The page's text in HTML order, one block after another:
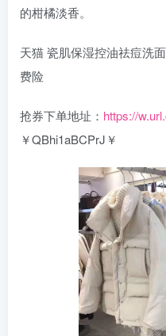
的柑橘淡香。
天猫 瓷肌保湿控油祛痘洗
费险
抢券下单地址： https://
￥QBhi1aBCPrJ￥